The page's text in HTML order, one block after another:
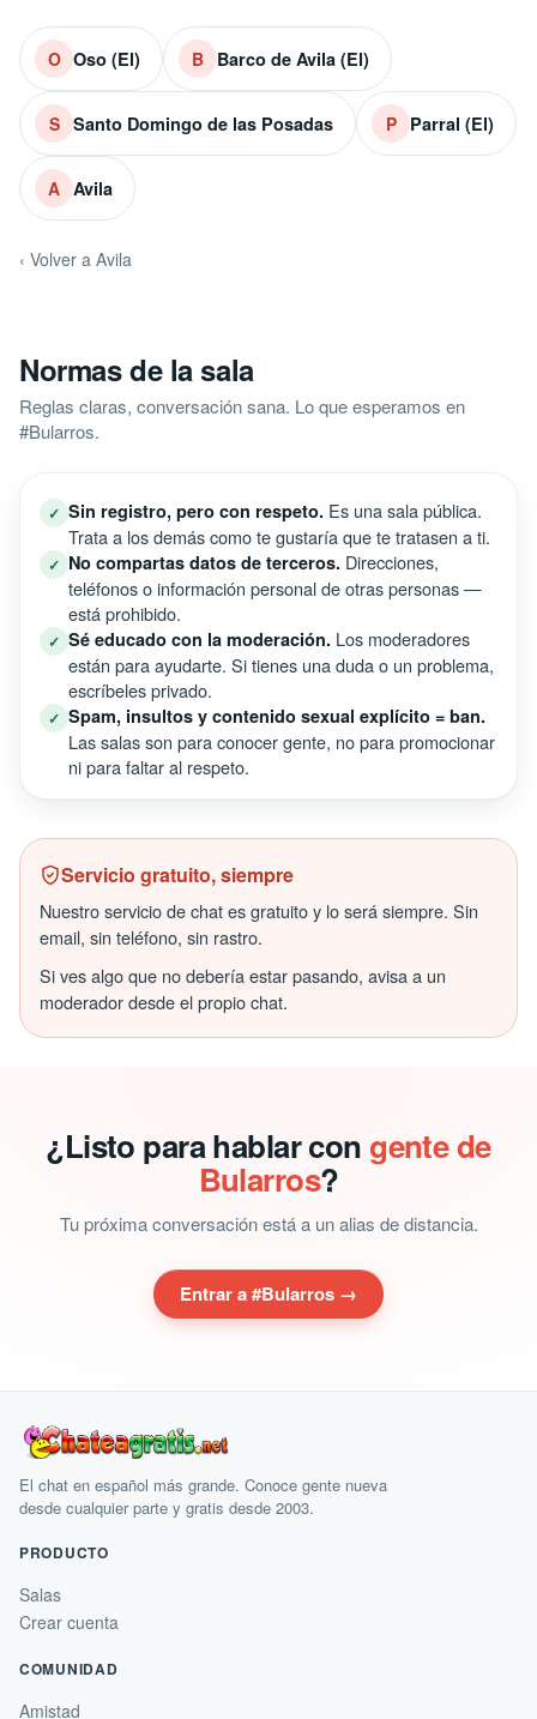
O Oso (El) B Barco de Avila (El)
S Santo Domingo de las Posadas P Parral (El)
A Avila
‹ Volver a Avila
Normas de la sala
Reglas claras, conversación sana. Lo que esperamos en
#Bularros.
✓ Sin registro, pero con respeto. Es una sala pública.
Trata a los demás como te gustaría que te tratasen a ti.
✓ No compartas datos de terceros. Direcciones,
teléfonos o información personal de otras personas —
está prohibido.
✓ Sé educado con la moderación. Los moderadores
están para ayudarte. Si tienes una duda o un problema,
escríbeles privado.
✓ Spam, insultos y contenido sexual explícito = ban.
Las salas son para conocer gente, no para promocionar
ni para faltar al respeto.
Servicio gratuito, siempre
Nuestro servicio de chat es gratuito y lo será siempre. Sin
email, sin teléfono, sin rastro.
Si ves algo que no debería estar pasando, avisa a un
moderador desde el propio chat.
¿Listo para hablar con gente de
Bularros?
Tu próxima conversación está a un alias de distancia.
Entrar a #Bularros →
El chat en español más grande. Conoce gente nueva
desde cualquier parte y gratis desde 2003.
PRODUCTO
Salas
Crear cuenta
COMUNIDAD
Amistad